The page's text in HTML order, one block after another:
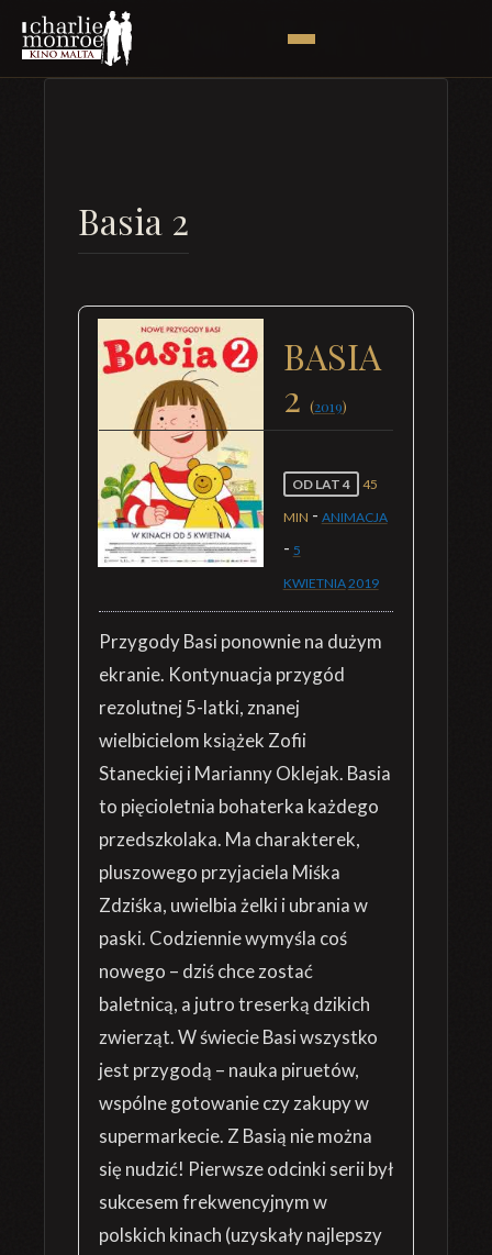
Basia 2
BASIA
2 (2019)
OD LAT 4
45
MIN - ANIMACJA
- 5
KWIETNIA2019
Przygody Basi ponownie na dużym
ekranie. Kontynuacja przygód
rezolutnej 5-latki, znanej
wielbicielom książek Zofii
Staneckiej i Marianny Oklejak. Basia
to pięcioletnia bohaterka każdego
przedszkolaka. Ma charakterek,
pluszowego przyjaciela Miśka
Zdziśka, uwielbia żelki i ubrania w
paski. Codziennie wymyśla coś
nowego – dziś chce zostać
baletnicą, a jutro treserką dzikich
zwierząt. W świecie Basi wszystko
jest przygodą – nauka piruetów,
wspólne gotowanie czy zakupy w
supermarkecie. Z Basią nie można
się nudzić! Pierwsze odcinki serii był
sukcesem frekwencyjnym w
polskich kinach (uzyskały najlepszy